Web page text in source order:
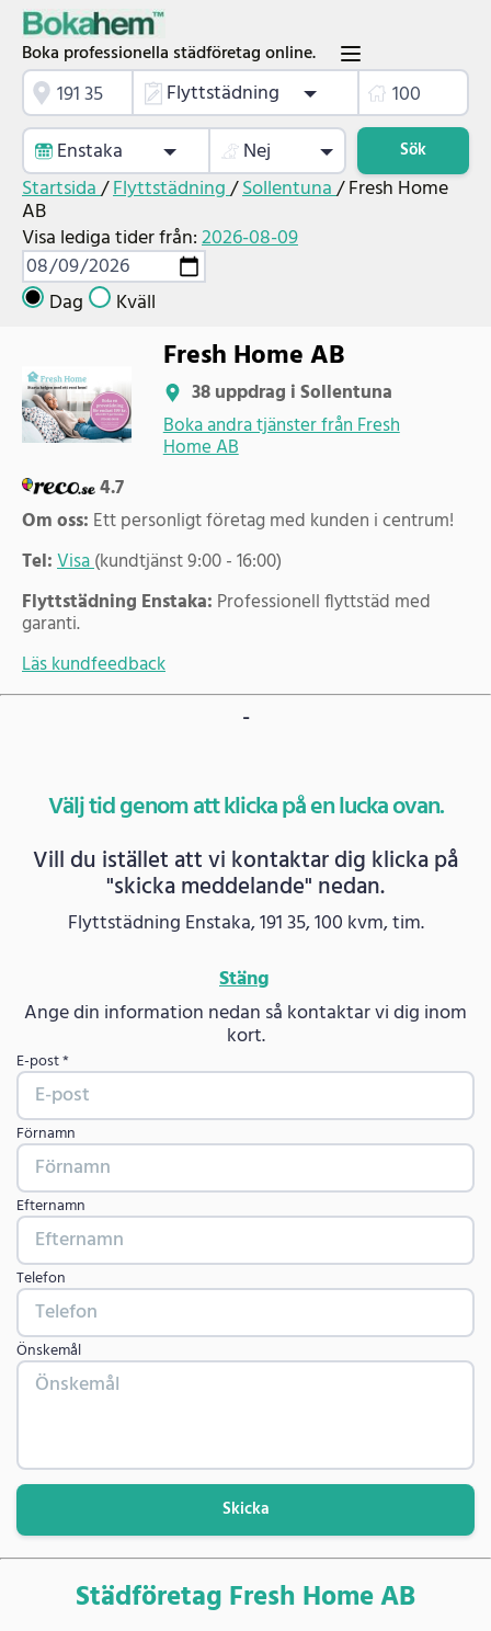
Boka professionella städföretag online.
Flyttstädning
Enstaka
Nej Sök
Startsida/Flyttstädning/Sollentuna/Fresh Home
AB
Visa lediga tider från:2026-08-09
Dag Kväll
Fresh Home AB
38 uppdrag i Sollentuna
Boka andra tjänster från Fresh
Home AB
4.7
Om oss: Ett personligt företag med kunden i centrum!
Tel:Visa(kundtjänst 9:00 - 16:00)
Flyttstädning Enstaka: Professionell flyttstäd med
garanti.
Läs kundfeedback
-
Välj tid genom att klicka på en lucka ovan.
Vill du istället att vi kontaktar dig klicka på
"skicka meddelande" nedan.
Flyttstädning Enstaka, 191 35, 100 kvm, tim.
Stäng
Ange din information nedan så kontaktar vi dig inom
kort.
E-post *
Förnamn
Efternamn
Telefon
Önskemål
Skicka
Städföretag Fresh Home AB